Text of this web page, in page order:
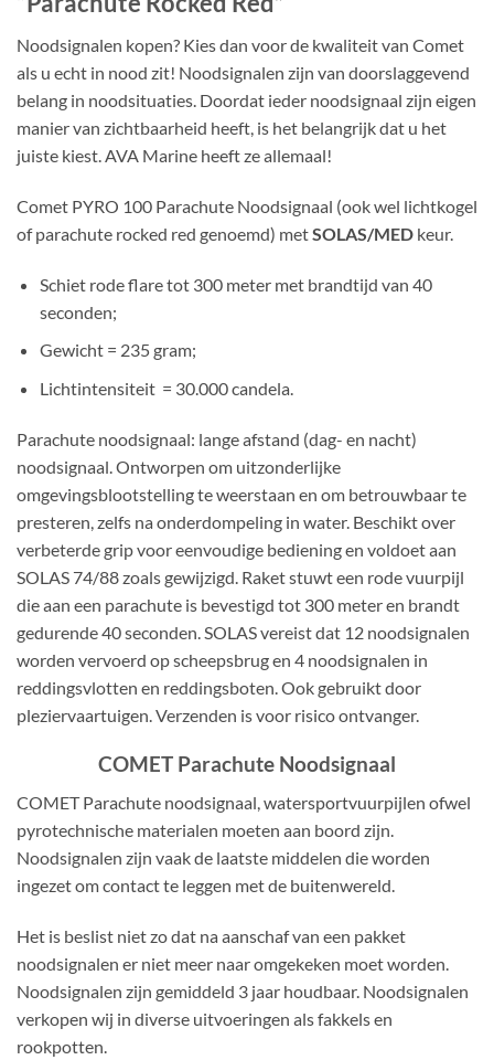
Noodsignalen kopen? Kies dan voor de kwaliteit van Comet
als u echt in nood zit! Noodsignalen zijn van doorslaggevend
belang in noodsituaties. Doordat ieder noodsignaal zijn eigen
manier van zichtbaarheid heeft, is het belangrijk dat u het
juiste kiest. AVA Marine heeft ze allemaal!
Comet PYRO 100 Parachute Noodsignaal (ook wel lichtkogel
of parachute rocked red genoemd) metSOLAS/MED keur.
Schiet rode flare tot 300 meter met brandtijd van 40
seconden;
Gewicht = 235 gram;
Lichtintensiteit = 30.000 candela.
Parachute noodsignaal: lange afstand (dag- en nacht)
noodsignaal. Ontworpen om uitzonderlijke
omgevingsblootstelling te weerstaan ​​en om betrouwbaar te
presteren, zelfs na onderdompeling in water. Beschikt over
verbeterde grip voor eenvoudige bediening en voldoet aan
SOLAS 74/88 zoals gewijzigd. Raket stuwt een rode vuurpijl
die aan een parachute is bevestigd tot 300 meter en brandt
gedurende 40 seconden. SOLAS vereist dat 12 noodsignalen
worden vervoerd op scheepsbrug en 4 noodsignalen in
reddingsvlotten en reddingsboten. Ook gebruikt door
pleziervaartuigen. Verzenden is voor risico ontvanger.
COMET Parachute Noodsignaal
COMET Parachute noodsignaal, watersportvuurpijlen ofwel
pyrotechnische materialen moeten aan boord zijn.
Noodsignalen zijn vaak de laatste middelen die worden
ingezet om contact te leggen met de buitenwereld.
Het is beslist niet zo dat na aanschaf van een pakket
noodsignalen er niet meer naar omgekeken moet worden.
Noodsignalen zijn gemiddeld 3 jaar houdbaar. Noodsignalen
verkopen wij in diverse uitvoeringen als fakkels en
rookpotten.